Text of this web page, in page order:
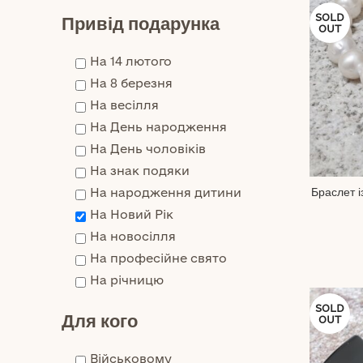
Привід подарунка
На 14 лютого
На 8 березня
На весілля
На День народження
На День чоловіків
На знак подяки
На народження дитини
На Новий Рік
На новосілля
На професійне свято
На річницю
Для кого
Військовому
SOLD
OUT
Браслет
SOLD
OUT